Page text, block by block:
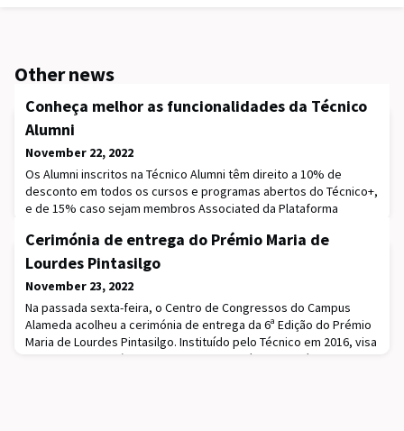
Other news
Conheça melhor as funcionalidades da Técnico
Alumni
November 22, 2022
Os Alumni inscritos na Técnico Alumni têm direito a 10% de
desconto em todos os cursos e programas abertos do Técnico+,
e de 15% caso sejam membros Associated da Plataforma
Cerimónia de entrega do Prémio Maria de
Lourdes Pintasilgo
November 23, 2022
Na passada sexta-feira, o Centro de Congressos do Campus
Alameda acolheu a cerimónia de entrega da 6ª Edição do Prémio
Maria de Lourdes Pintasilgo. Instituído pelo Técnico em 2016, visa
promover a relevância da igualdade de género no Técnico e